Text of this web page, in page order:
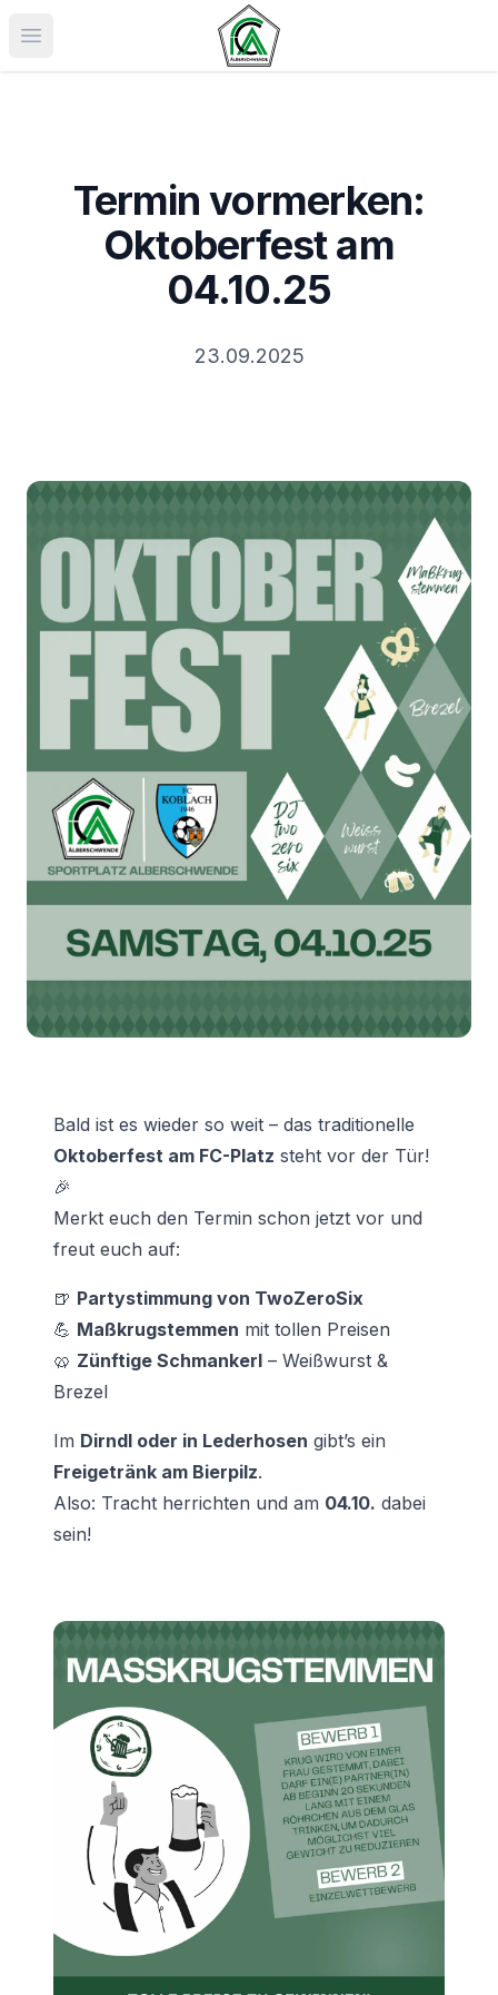
Menü öffnen
Termin vormerken:
Oktoberfest am
04.10.25
23.09.2025
Bald ist es wieder so weit – das traditionelle
Oktoberfest am FC-Platz steht vor der Tür!
🎉
Merkt euch den Termin schon jetzt vor und
freut euch auf:
🍺 Partystimmung von TwoZeroSix
💪 Maßkrugstemmen mit tollen Preisen
🥨 Zünftige Schmankerl – Weißwurst &
Brezel
Im Dirndl oder in Lederhosen gibt’s ein
Freigetränk am Bierpilz.
Also: Tracht herrichten und am 04.10. dabei
sein!